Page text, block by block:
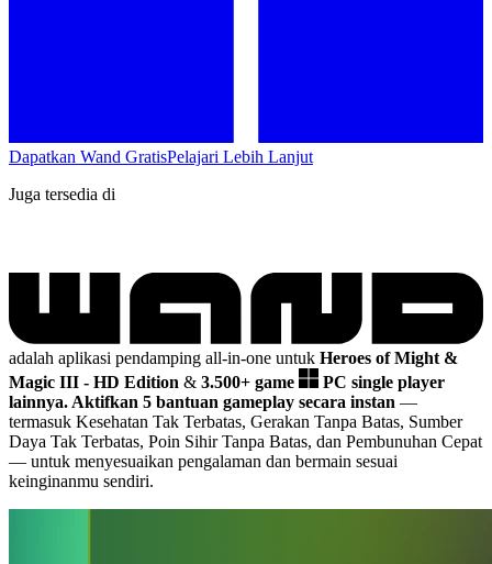
Dapatkan Wand GratisPelajari Lebih Lanjut
Juga tersedia di
adalah aplikasi pendamping all-in-one untuk Heroes of Might &
Magic III - HD Edition & 3.500+ game
PC single player
lainnya. Aktifkan 5 bantuan gameplay secara instan —
termasuk Kesehatan Tak Terbatas, Gerakan Tanpa Batas, Sumber
Daya Tak Terbatas, Poin Sihir Tanpa Batas, dan Pembunuhan Cepat
— untuk menyesuaikan pengalaman dan bermain sesuai
keinginanmu sendiri.